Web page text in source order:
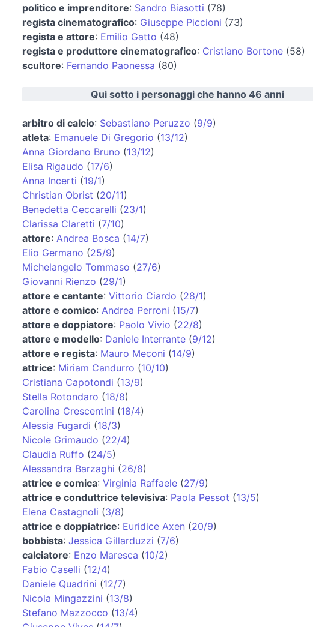
politico e imprenditore: Sandro Biasotti (78)
regista cinematografico: Giuseppe Piccioni (73)
regista e attore: Emilio Gatto (48)
regista e produttore cinematografico: Cristiano Bortone (58)
scultore: Fernando Paonessa (80)
Qui sotto i personaggi che hanno 46 anni
arbitro di calcio: Sebastiano Peruzzo (9/9)
atleta: Emanuele Di Gregorio (13/12)
Anna Giordano Bruno (13/12)
Elisa Rigaudo (17/6)
Anna Incerti (19/1)
Christian Obrist (20/11)
Benedetta Ceccarelli (23/1)
Clarissa Claretti (7/10)
attore: Andrea Bosca (14/7)
Elio Germano (25/9)
Michelangelo Tommaso (27/6)
Giovanni Rienzo (29/1)
attore e cantante: Vittorio Ciardo (28/1)
attore e comico: Andrea Perroni (15/7)
attore e doppiatore: Paolo Vivio (22/8)
attore e modello: Daniele Interrante (9/12)
attore e regista: Mauro Meconi (14/9)
attrice: Miriam Candurro (10/10)
Cristiana Capotondi (13/9)
Stella Rotondaro (18/8)
Carolina Crescentini (18/4)
Alessia Fugardi (18/3)
Nicole Grimaudo (22/4)
Claudia Ruffo (24/5)
Alessandra Barzaghi (26/8)
attrice e comica: Virginia Raffaele (27/9)
attrice e conduttrice televisiva: Paola Pessot (13/5)
Elena Castagnoli (3/8)
attrice e doppiatrice: Euridice Axen (20/9)
bobbista: Jessica Gillarduzzi (7/6)
calciatore: Enzo Maresca (10/2)
Fabio Caselli (12/4)
Daniele Quadrini (12/7)
Nicola Mingazzini (13/8)
Stefano Mazzocco (13/4)